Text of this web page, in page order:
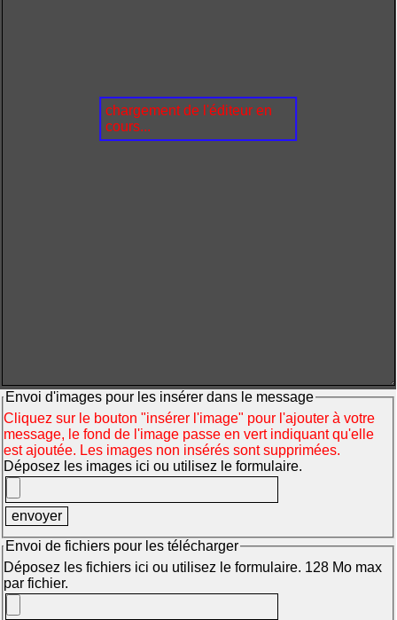
chargement de l'éditeur en
cours...
Envoi d'images pour les insérer dans le message
Cliquez sur le bouton "insérer l'image" pour l'ajouter à votre
message, le fond de l'image passe en vert indiquant qu'elle
est ajoutée. Les images non insérés sont supprimées.
Déposez les images ici ou utilisez le formulaire.
Envoi de fichiers pour les télécharger
Déposez les fichiers ici ou utilisez le formulaire. 128 Mo max
par fichier.